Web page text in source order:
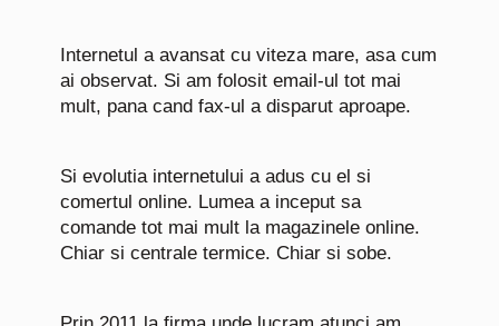
Internetul a avansat cu viteza mare, asa cum
ai observat. Si am folosit email-ul tot mai
mult, pana cand fax-ul a disparut aproape.
Si evolutia internetului a adus cu el si
comertul online. Lumea a inceput sa
comande tot mai mult la magazinele online.
Chiar si centrale termice. Chiar si sobe.